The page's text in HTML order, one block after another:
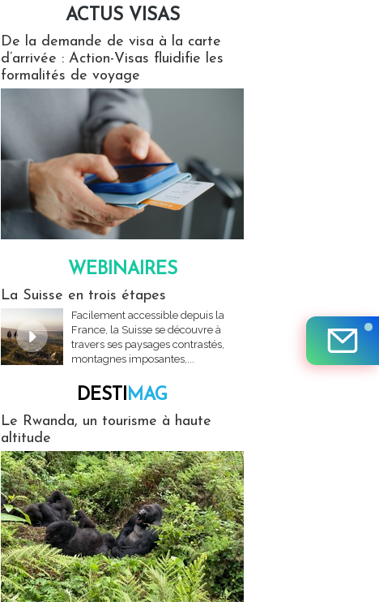
ACTUS VISAS
De la demande de visa à la carte
d’arrivée : Action-Visas fluidifie les
formalités de voyage
WEBINAIRES
La Suisse en trois étapes
Facilement accessible depuis la
France, la Suisse se découvre à
travers ses paysages contrastés,
montagnes imposantes,...
DESTIMAG
Le Rwanda, un tourisme à haute
altitude